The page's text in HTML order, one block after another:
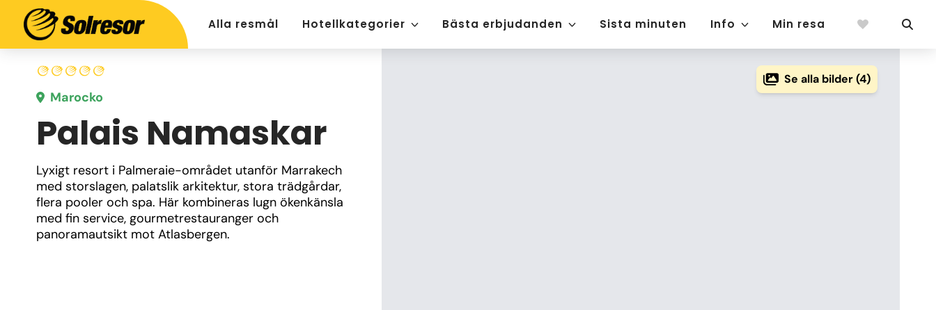
Alla resmål Hotellkategorier Bästa erbjudanden Sista minuten Info Min resa
Marocko
Palais Namaskar
Lyxigt resort i Palmeraie-området utanför Marrakech
med storslagen, palatslik arkitektur, stora trädgårdar,
flera pooler och spa. Här kombineras lugn ökenkänsla
med fin service, gourmetrestauranger och
panoramautsikt mot Atlasbergen.
Se alla bilder (4)